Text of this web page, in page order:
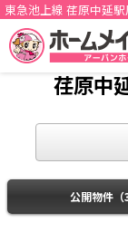
東急池上線 荏原中延
社
荏原中
公開物件（3